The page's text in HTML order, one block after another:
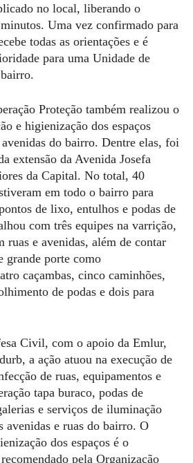
no local, liberando o
Uma vez confirmado para
todas as orientações e é
para uma Unidade de
Proteção também realizou o
e higienização dos espaços
do bairro. Dentre elas, foi
extensão da Avenida Josefa
da Capital. No total, 40
em todo o bairro para
de lixo, entulhos e podas de
com três equipes na varrição,
ruas e avenidas, além de contar
grande porte como
caçambas, cinco caminhões,
de podas e dois para
Civil, com o apoio da Emlur,
a ação atuou na execução de
de ruas, equipamentos e
tapa buraco, podas de
e serviços de iluminação
avenidas e ruas do bairro. O
dos espaços é o
pela Organização